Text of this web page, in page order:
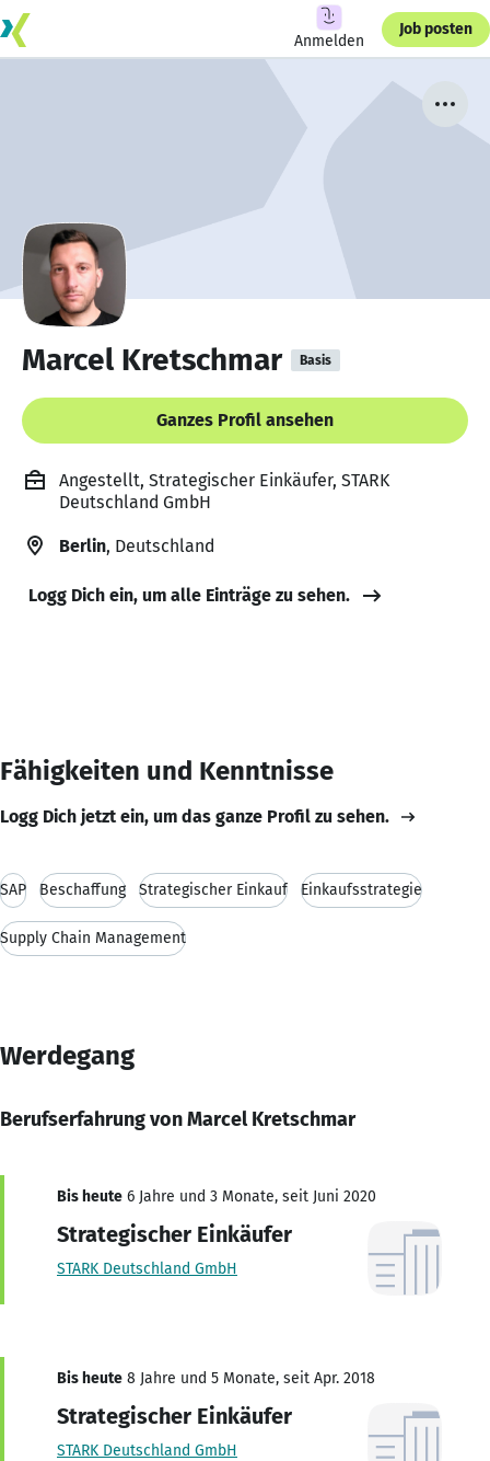
Anmelden
Job posten
Marcel Kretschmar Basis
Ganzes Profil ansehen
Angestellt, Strategischer Einkäufer, STARK
Deutschland GmbH
Berlin, Deutschland
Logg Dich ein, um alle Einträge zu sehen.
Fähigkeiten und Kenntnisse
Logg Dich jetzt ein, um das ganze Profil zu sehen.
SAP Beschaffung Strategischer Einkauf Einkaufsstrategie
Supply Chain Management
Werdegang
Berufserfahrung von Marcel Kretschmar
Bis heute 6 Jahre und 3 Monate, seit Juni 2020
Strategischer Einkäufer
STARK Deutschland GmbH
Bis heute 8 Jahre und 5 Monate, seit Apr. 2018
Strategischer Einkäufer
STARK Deutschland GmbH